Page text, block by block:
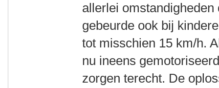
allerlei
gebeurde ook bij
tot misschien 15 km/h.
nu ineens
zorgen terecht. De